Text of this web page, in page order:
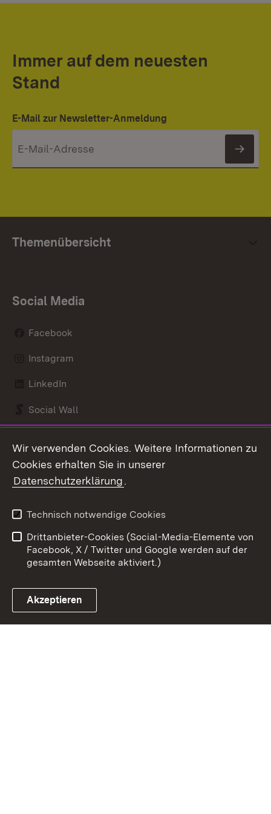
Immer auf dem neuesten
Stand
E-Mail zur Newsletter-Anmeldung
Themenübersicht
Social Media
Facebook
Instagram
LinkedIn
Social Wall
Link zum Landesportal
Kontakt
Barrierefreiheit
Impressum
Cookies
Wir verwenden Cookies. Weitere Informationen zu
Cookies erhalten Sie in unserer
Datenschutzerklärung.
Technisch notwendige Cookies
Drittanbieter-Cookies (Social-Media-Elemente von
Facebook, X / Twitter und Google werden auf der
gesamten Webseite aktiviert.)
Akzeptieren